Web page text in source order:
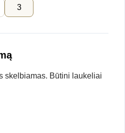
3
skelbiamas. Būtini laukeliai